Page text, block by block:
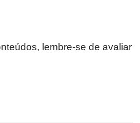
lembre-se de avaliar